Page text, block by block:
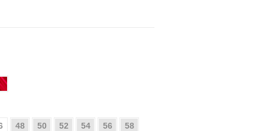
48 50 52 54 56
58